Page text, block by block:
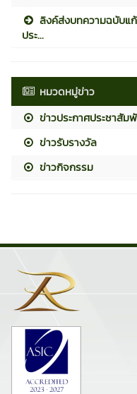
ลิงค์ส่งบทความฉบับแ
ประ...
หมวดหมู่ข่าว
ข่าวประกาศประชาสัม
ข่าวรับรางวัล
ข่าวกิจกรรม